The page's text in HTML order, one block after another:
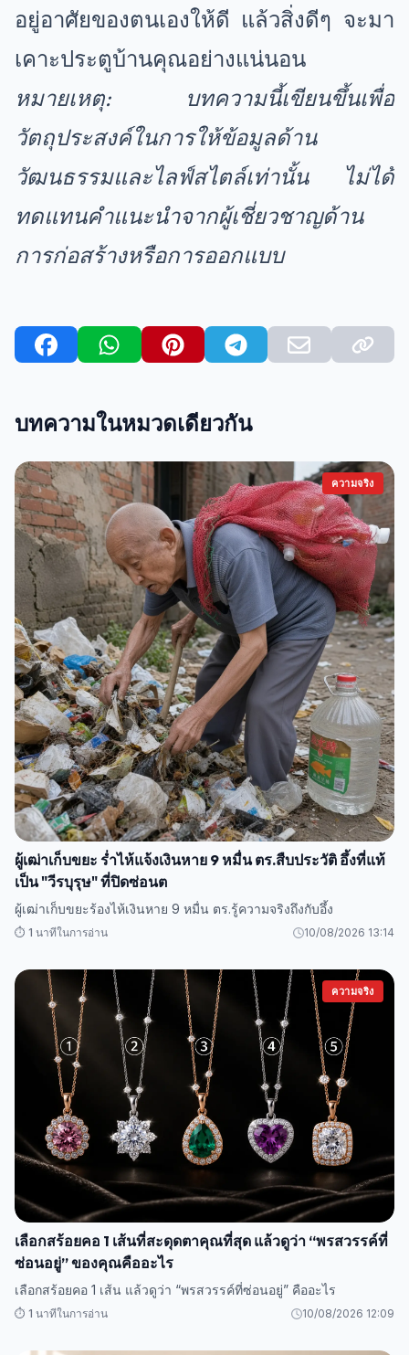
อยู่อาศัยของตนเองให้ดี แล้วสิ่งดีๆ จะมา
เคาะประตูบ้านคุณอย่างแน่นอน
หมายเหตุ: บทความนี้เขียนขึ้นเพื่อ
วัตถุประสงค์ในการให้ข้อมูลด้าน
วัฒนธรรมและไลฟ์สไตล์เท่านั้น ไม่ได้
ทดแทนคำแนะนำจากผู้เชี่ยวชาญด้าน
การก่อสร้างหรือการออกแบบ
บทความในหมวดเดียวกัน
ความจริง
ผู้เฒ่าเก็บขยะ ร่ำไห้แจ้งเงินหาย 9 หมื่น ตร.สืบประวัติ อึ้งที่แท้
เป็น "วีรบุรุษ" ที่ปิดซ่อนต
ผู้เฒ่าเก็บขยะร้องไห้เงินหาย 9 หมื่น ตร.รู้ความจริงถึงกับอึ้ง
⏱️ 1 นาทีในการอ่าน 10/08/2026 13:14
ความจริง
เลือกสร้อยคอ 1 เส้นที่สะดุดตาคุณที่สุด แล้วดูว่า “พรสวรรค์ที่
ซ่อนอยู่” ของคุณคืออะไร
เลือกสร้อยคอ 1 เส้น แล้วดูว่า “พรสวรรค์ที่ซ่อนอยู่” คืออะไร
⏱️ 1 นาทีในการอ่าน 10/08/2026 12:09